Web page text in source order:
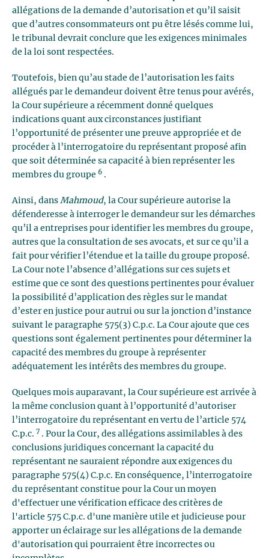
allégations de la demande d’autorisation et qu’il saisit
que d’autres consommateurs ont pu être lésés comme lui,
le tribunal devrait conclure que les exigences minimales
de la loi sont respectées.
Toutefois, bien qu’au stade de l’autorisation les faits
allégués par le demandeur doivent être tenus pour avérés,
la Cour supérieure a récemment donné quelques
indications quant aux circonstances justifiant
l’opportunité de présenter une preuve appropriée et de
procéder à l’interrogatoire du représentant proposé afin
que soit déterminée sa capacité à bien représenter les
membres du groupe 6 .
Ainsi, dans Mahmoud, la Cour supérieure autorise la
défenderesse à interroger le demandeur sur les démarches
qu’il a entreprises pour identifier les membres du groupe,
autres que la consultation de ses avocats, et sur ce qu’il a
fait pour vérifier l’étendue et la taille du groupe proposé.
La Cour note l’absence d’allégations sur ces sujets et
estime que ce sont des questions pertinentes pour évaluer
la possibilité d’application des règles sur le mandat
d’ester en justice pour autrui ou sur la jonction d’instance
suivant le paragraphe 575(3) C.p.c. La Cour ajoute que ces
questions sont également pertinentes pour déterminer la
capacité des membres du groupe à représenter
adéquatement les intérêts des membres du groupe.
Quelques mois auparavant, la Cour supérieure est arrivée à
la même conclusion quant à l’opportunité d’autoriser
l’interrogatoire du représentant en vertu de l’article 574
C.p.c. 7 . Pour la Cour, des allégations assimilables à des
conclusions juridiques concernant la capacité du
représentant ne sauraient répondre aux exigences du
paragraphe 575(4) C.p.c. En conséquence, l’interrogatoire
du représentant constitue pour la Cour un moyen
d'effectuer une vérification efficace des critères de
l'article 575 C.p.c. d'une manière utile et judicieuse pour
apporter un éclairage sur les allégations de la demande
d'autorisation qui pourraient être incorrectes ou